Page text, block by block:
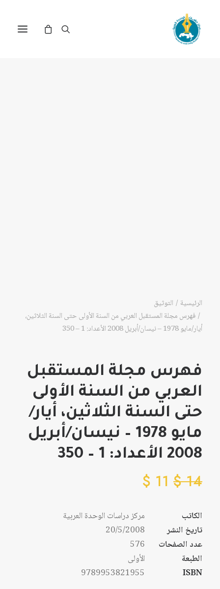
الرئيسية
التوثيق
فهرس مجلة المستقبل العربي من السنة الأولى حتى السنة الثلاثين،
أيار/مايو 1978 – نيسان/أبريل 2008 الأعداد: 1 – 350
فهرس مجلة المستقبل
العربي من السنة الأولى
حتى السنة الثلاثين، أيار/
مايو 1978 – نيسان/أبريل
2008 الأعداد: 1 – 350
14
$
11
$
الكاتب
مركز دراسات الوحدة العربية
تاريخ النشر
20/5/2008
عدد الصفحات
576
الطبعة
الأولى
ISBN
9789953821955